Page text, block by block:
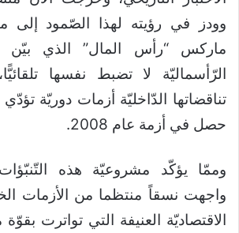
وودز في رؤيته لهذا الصّمود إلى
ماركس “رأس المال” الذي
الرّأسماليّة لا تضبط نفسها
تناقضاتها الدّاخليّة أزمات دوريّة تؤدّي
حصل في أزمة عام 2008.
وممّا يؤكّد مشروعيّة هذه
واجهت نسقاً منتظما من الأزمات
الاقتصاديّة العنيفة التي تواترت بقوّة